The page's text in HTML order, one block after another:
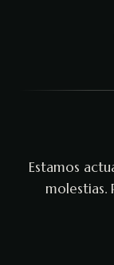
Estamos
molestias.